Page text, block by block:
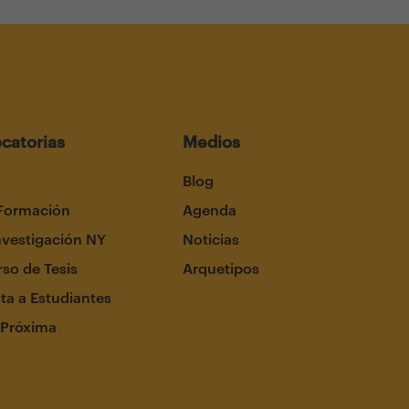
NY
de Tesis
a Estudiantes
Medios
Blog
Agenda
Noticias
Arquetipos